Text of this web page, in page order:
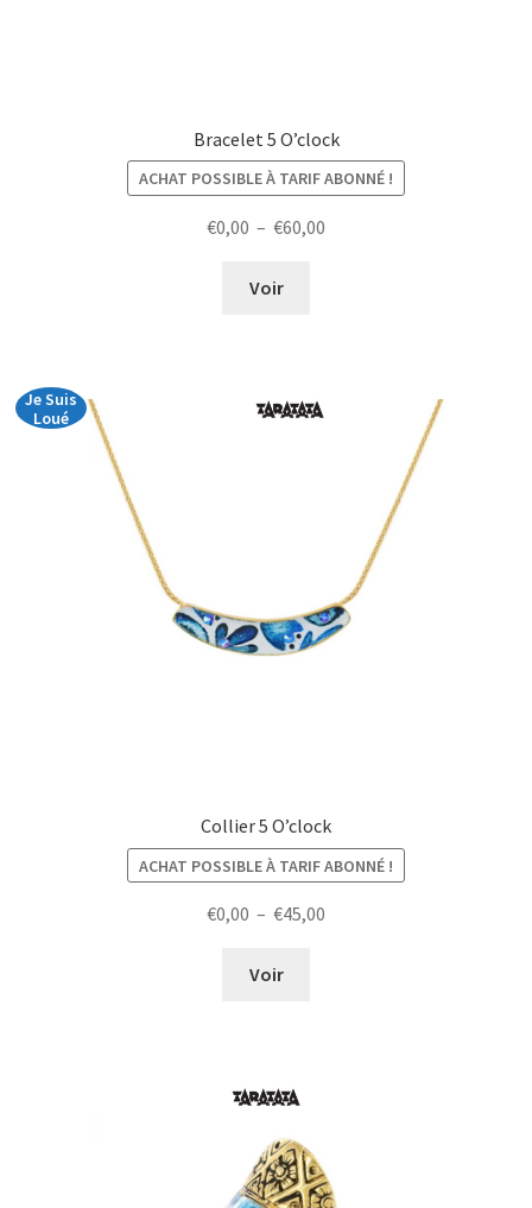
Bracelet 5 O’clock
ACHAT POSSIBLE À TARIF ABONNÉ !
€0,00 – €60,00
Voir
Je Suis
Loué
Collier 5 O’clock
ACHAT POSSIBLE À TARIF ABONNÉ !
€0,00 – €45,00
Voir